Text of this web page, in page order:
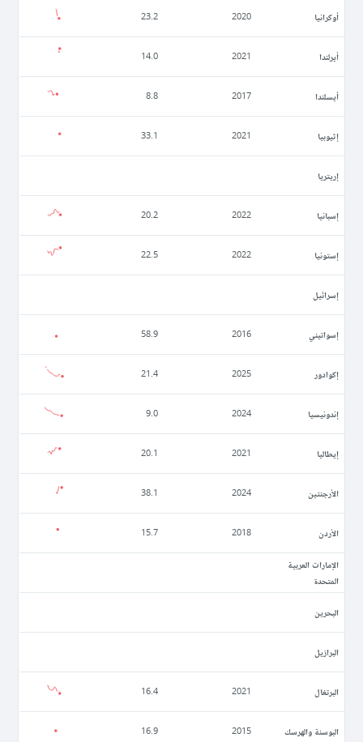
أوكرانيا 2020
23.2
أيرلندا 2021
14.0
أيسلندا 2017
8.8
إثيوبيا 2021
33.1
إريتريا
إسبانيا 2022
20.2
إستونيا 2022
22.5
إسرائيل
إسواتيني 2016
58.9
إكوادور 2025
21.4
إندونيسيا 2024
9.0
إيطاليا 2021
20.1
الأرجنتين 2024
38.1
الأردن 2018
15.7
الإمارات العربية
المتحدة
البحرين
البرازيل
البرتغال 2021
16.4
البوسنة والهرسك 2015
16.9